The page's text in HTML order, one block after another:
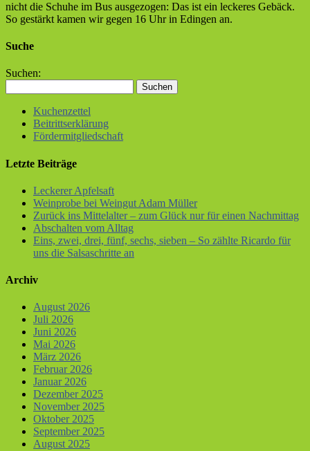
nicht die Schuhe im Bus ausgezogen: Das ist ein leckeres Gebäck.
So gestärkt kamen wir gegen 16 Uhr in Edingen an.
Suche
Suchen:
Kuchenzettel
Beitrittserklärung
Fördermitgliedschaft
Letzte Beiträge
Leckerer Apfelsaft
Weinprobe bei Weingut Adam Müller
Zurück ins Mittelalter – zum Glück nur für einen Nachmittag
Abschalten vom Alltag
Eins, zwei, drei, fünf, sechs, sieben – So zählte Ricardo für
uns die Salsaschritte an
Archiv
August 2026
Juli 2026
Juni 2026
Mai 2026
März 2026
Februar 2026
Januar 2026
Dezember 2025
November 2025
Oktober 2025
September 2025
August 2025